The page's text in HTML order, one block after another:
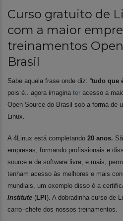
Curso gratuito de
com a maior
treinamentos
Brasil
Sabe aquela frase onde diz: “tudo que
pois é.. agora imagina ter acesso a
Open Source do Brasil sob a forma de
Linux.
A 4Linux está completando 20 anos. S
empresas, formando profissionais e
source e de software livre, e mais,
tenham acesso às melhores e mais
mundiais, um exemplo disso é a
Institute (LPI ). A dobradinha curso de
carro–chefe dos nossos treinamentos.